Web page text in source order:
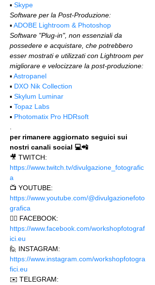
▪️ Skype
Software per la Post-Produzione:
▪️ ADOBE Lightroom & Photoshop
Software "Plug-in", non essenziali da
possedere e acquistare, che potrebbero
esser mostrati e utilizzati con Lightroom per
migliorare e velocizzare la post-produzione:
▪️ Astropanel
▪️ DXO Nik Collection
▪️ Skylum Luminar
▪️ Topaz Labs
▪️ Photomatix Pro HDRsoft
per rimanere aggiornato seguici sui
nostri canali social 💻📲
🎥 TWITCH:
https://www.twitch.tv/divulgazione_fotografic
a
📺 YOUTUBE:
https://www.youtube.com/@divulgazionefoto
grafica
🙋‍♂️ FACEBOOK:
https://www.facebook.com/workshopfotograf
ici.eu
🙋 INSTAGRAM:
https://www.instagram.com/workshopfotogra
fici.eu
✉️ TELEGRAM: